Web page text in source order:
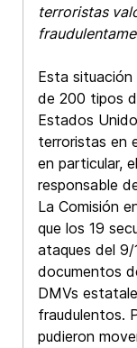
terroristas
Esta situación
de 200 tipos
Estados
terroristas en
en particular,
responsable
La Comisión
que los 19
ataques del
documentos
DMVs
fraudulentos.
pudieron